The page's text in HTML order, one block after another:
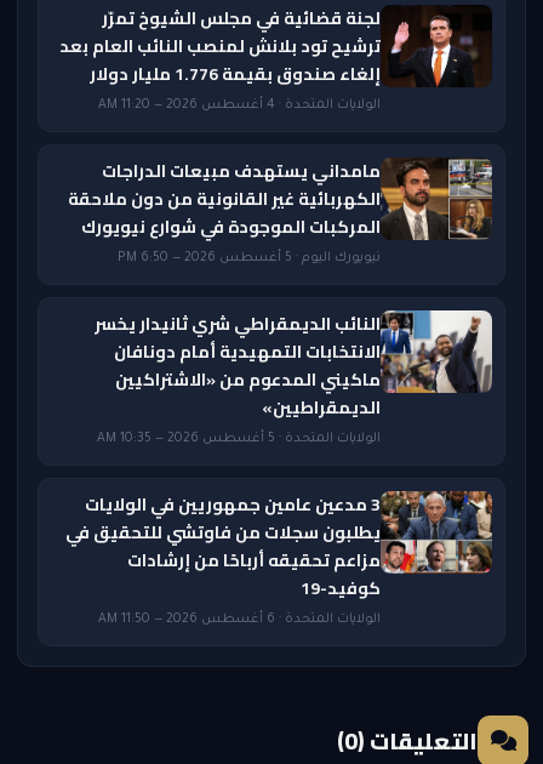
لجنة قضائية في مجلس الشيوخ تمرّر
ترشيح تود بلانش لمنصب النائب العام بعد
إلغاء صندوق بقيمة 1.776 مليار دولار
الولايات المتحدة · 4 أغسطس 2026 — 11:20 AM
مامداني يستهدف مبيعات الدراجات
الكهربائية غير القانونية من دون ملاحقة
المركبات الموجودة في شوارع نيويورك
نيويورك اليوم · 5 أغسطس 2026 — 6:50 PM
النائب الديمقراطي شري ثانيدار يخسر
الانتخابات التمهيدية أمام دونافان
ماكيني المدعوم من «الاشتراكيين
الديمقراطيين»
الولايات المتحدة · 5 أغسطس 2026 — 10:35 AM
3 مدعين عامين جمهوريين في الولايات
يطلبون سجلات من فاوتشي للتحقيق في
مزاعم تحقيقه أرباحًا من إرشادات
كوفيد-19
الولايات المتحدة · 6 أغسطس 2026 — 11:50 AM
التعليقات (0)